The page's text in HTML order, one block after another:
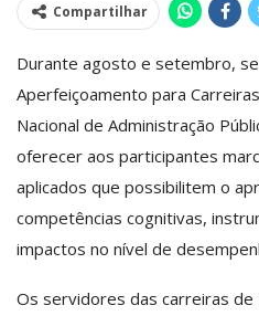
Compartilhar
Durante agosto e setembro,
Aperfeiçoamento para
Nacional de Administração
oferecer aos participantes
aplicados que possibilitem o
competências cognitivas,
impactos no nível de
Os servidores das carreiras de